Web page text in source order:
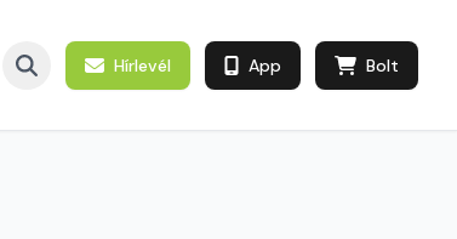
Hírlevél App Bolt